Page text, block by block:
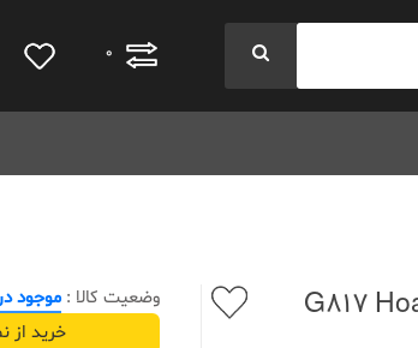
0
وضعیت کالا : موجود
خرید از